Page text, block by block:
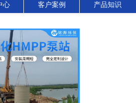
心 客户案例 产品知识